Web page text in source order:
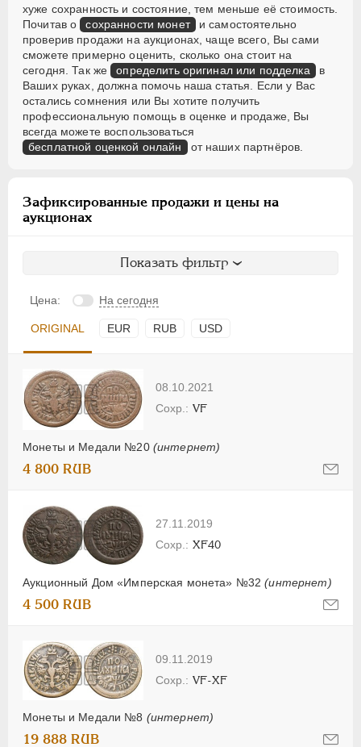
хуже сохранность и состояние, тем меньше её стоимость.
Почитав о сохранности монет и самостоятельно
проверив продажи на аукционах, чаще всего, Вы сами
сможете примерно оценить, сколько она стоит на
сегодня. Так же определить оригинал или подделка в
Ваших руках, должна помочь наша статья. Если у Вас
остались сомнения или Вы хотите получить
профессиональную помощь в оценке и продаже, Вы
всегда можете воспользоваться
бесплатной оценкой онлайн от наших партнёров.
Зафиксированные продажи и цены на
аукционах
Показать фильтр
Цена: На сегодня
ORIGINAL EUR RUB USD
08.10.2021
Монеты и Медали №20 (интернет)
VF
4 800 RUB
27.11.2019
Аукционный Дом «Имперская монета» №32(интернет)
XF40
4 500 RUB
09.11.2019
Монеты и Медали №8 (интернет)
VF-XF
19 888 RUB